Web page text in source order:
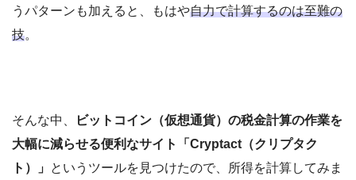
うパターンも加えると、もはや自力で計算するのは至難の
技。
そんな中、
ビットコイン（仮想通貨）の税金計算の作業を
大幅に減らせる便利なサイト「Cryptact（クリプタク
ト）」 というツールを見つけたので、所得を計算してみま